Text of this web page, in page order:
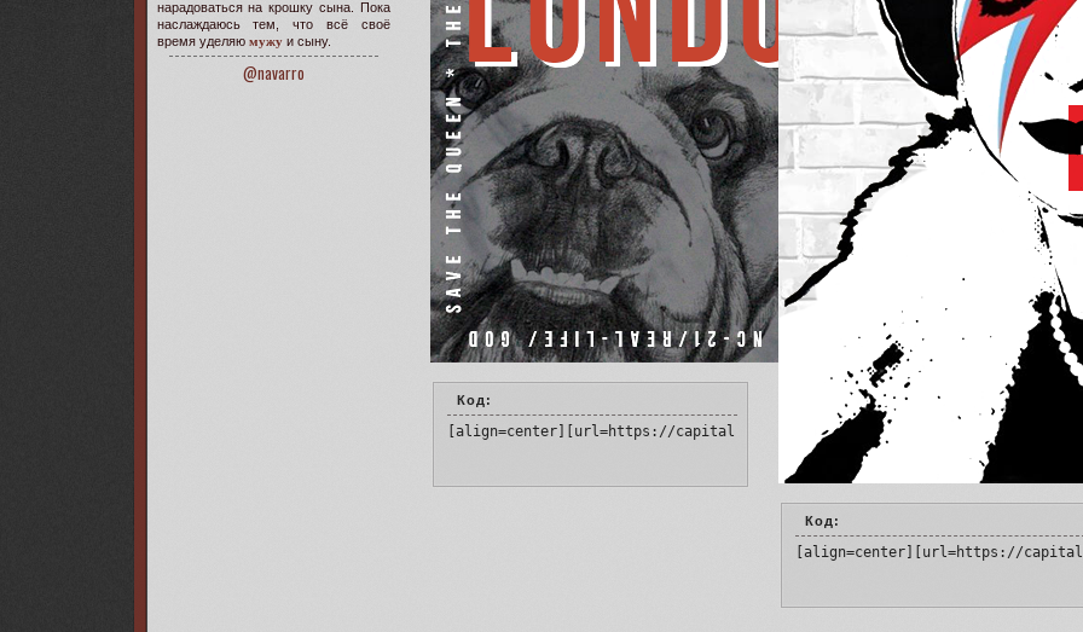
нарадоваться на крошку сына. Пока
наслаждаюсь тем, что всё своё
время уделяю мужуи сыну.
@navarro
Код:
[align=center][url=https://capital-queen.ru/][img]https://upforme.ru/
Код:
[align=center][url=https://